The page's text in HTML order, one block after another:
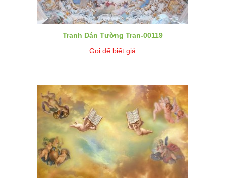
Tranh Dán Tường Tran-00119
Gọi để biết giá